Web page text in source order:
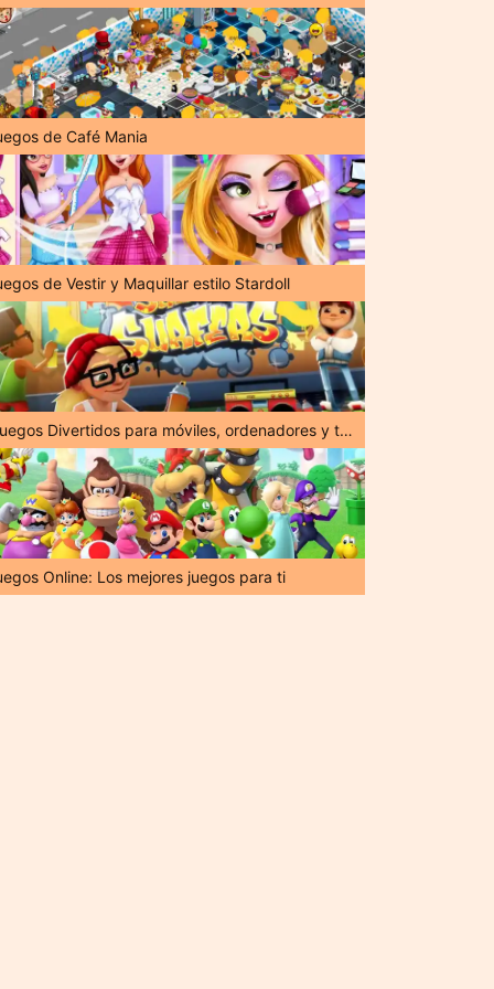
de Café Mania
de Vestir y Maquillar estilo Stardoll
¡Juegos Divertidos para móviles, ordenadores y tabletas!
Online: Los mejores juegos para ti